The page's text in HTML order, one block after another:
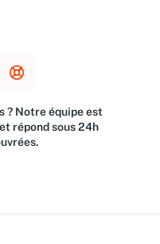
? Notre équipe est
répond sous 24h